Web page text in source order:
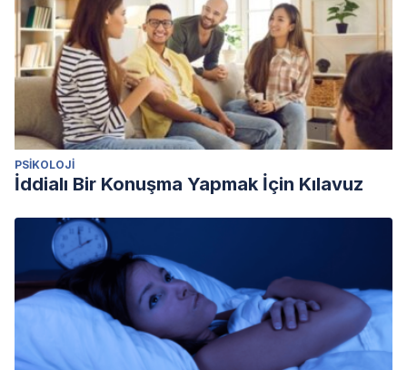
PSIKOLOJI
İddialı Bir Konuşma Yapmak İçin Kılavuz